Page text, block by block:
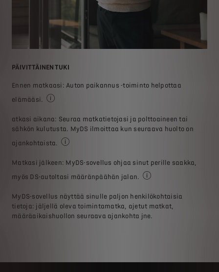
PÄIVITTÄINEN TUKI
Ennen matkaasi: Auton paikannus -toiminto helpottaa
elämääsi.
atkasi aikana: Seuraa matkatietojasi ja polttoaineen tai
sähkön kulutusta. MyDS ilmoittaa kun seuraava huolto on
ajankohtaista.
Matkasi jälkeen: MyDS-sovellus ohjaa sinut perille saakka,
myös DS-autoltasi määränpäähän jalan.
MyDS-sovellus näyttää sinulle paljon henkilökohtaisia
tietoja: jäljellä oleva toimintamatka, ajetut matkat,
määräaikaishuollon seuraava ajankohta jne.